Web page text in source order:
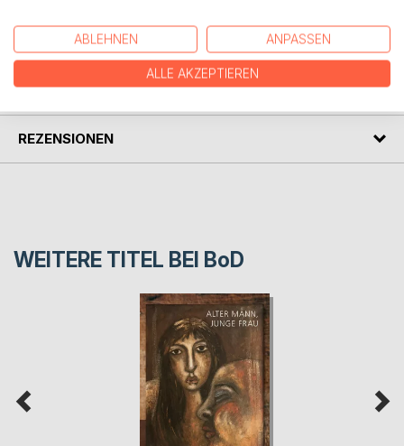
AUTOR/IN
PRESSESTIMMEN
REZENSIONEN
WEITERE TITEL BEI BoD
ABLEHNEN ANPASSEN
ALLE AKZEPTIEREN